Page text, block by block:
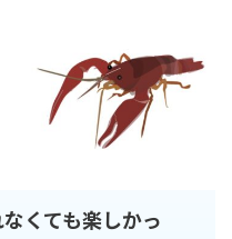
くても楽しかっ